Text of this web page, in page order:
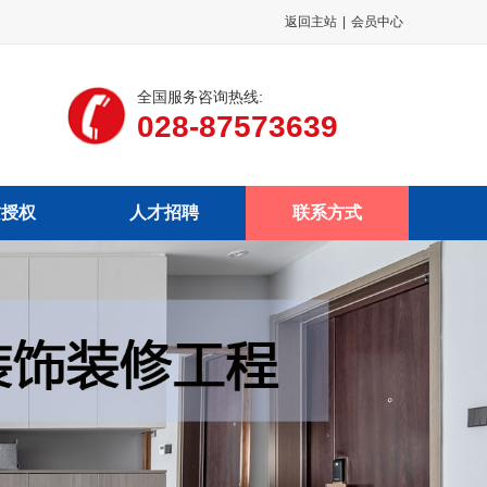
返回主站 会员中心
全国服务咨询热线:
028-87573639
权 人才招聘 联系方式